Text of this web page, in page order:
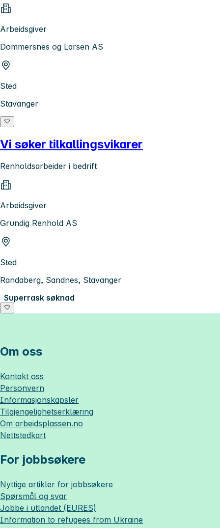
Arbeidsgiver
Dommersnes og Larsen AS
Sted
Stavanger
Vi søker tilkallingsvikarer
Renholdsarbeider i bedrift
Arbeidsgiver
Grundig Renhold AS
Sted
Randaberg, Sandnes, Stavanger
Superrask søknad
Om oss
Kontakt oss
Personvern
Informasjonskapsler
Tilgjengelighetserklæring
Om arbeidsplassen.no
Nettstedkart
For jobbsøkere
Nyttige artikler for jobbsøkere
Spørsmål og svar
Jobbe i utlandet (EURES)
Information to refugees from Ukraine